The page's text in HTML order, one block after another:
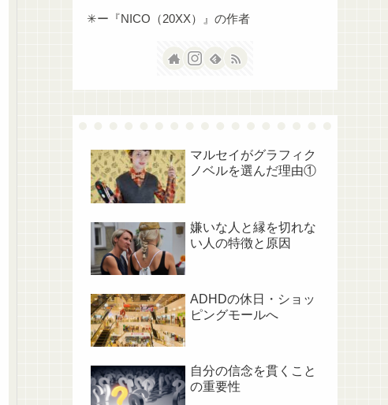
✳︎ー『NICO（20XX）』の作者
マルセイがグラフィク
ノベルを選んだ理由①
嫌いな人と縁を切れな
い人の特徴と原因
ADHDの休日・ショッ
ピングモールへ
自分の信念を貫くこと
の重要性